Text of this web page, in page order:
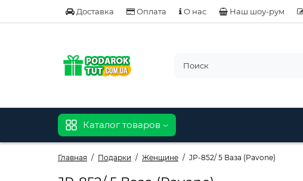
Доставка Оплата О нас Наш шоу-рум
Каталог товаров
Главная Подарки Женщине JP-852/ 5 Ваза (Pavone)